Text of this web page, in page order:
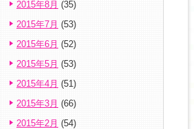
2015年8月 (35)
2015年7月 (53)
2015年6月 (52)
2015年5月 (53)
2015年4月 (51)
2015年3月 (66)
2015年2月 (54)